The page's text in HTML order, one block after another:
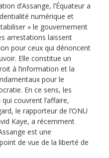
d’Assange, l’Équateur a
numérique et
» le gouvernement
arrestations laissent
pour ceux qui dénoncent
Elle constitue un
à l’information et la
pour le
En ce sens, les
couvrent l’affaire,
le rapporteur de l’ONU
Kaye, a récemment
est une
de vue de la liberté de